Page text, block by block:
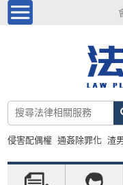
侵害配偶權 通姦除罪化 渣